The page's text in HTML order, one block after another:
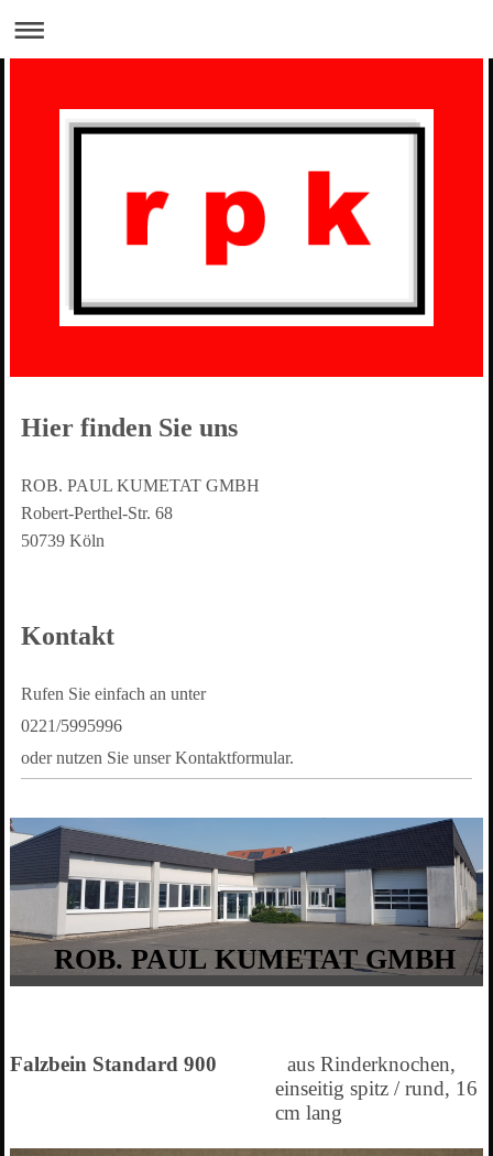
Hier finden Sie uns
ROB. PAUL KUMETAT GMBH
Robert-Perthel-Str. 68
50739 Köln
Kontakt
Rufen Sie einfach an unter
0221/5995996
oder nutzen Sie unser Kontaktformular.
ROB. PAUL KUMETAT GMBH
Falzbein Standard 900
aus Rinderknochen,
einseitig spitz / rund, 16
cm lang